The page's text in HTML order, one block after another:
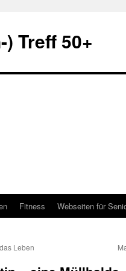
Treff 50+
Fitness Webseiten für
Leben